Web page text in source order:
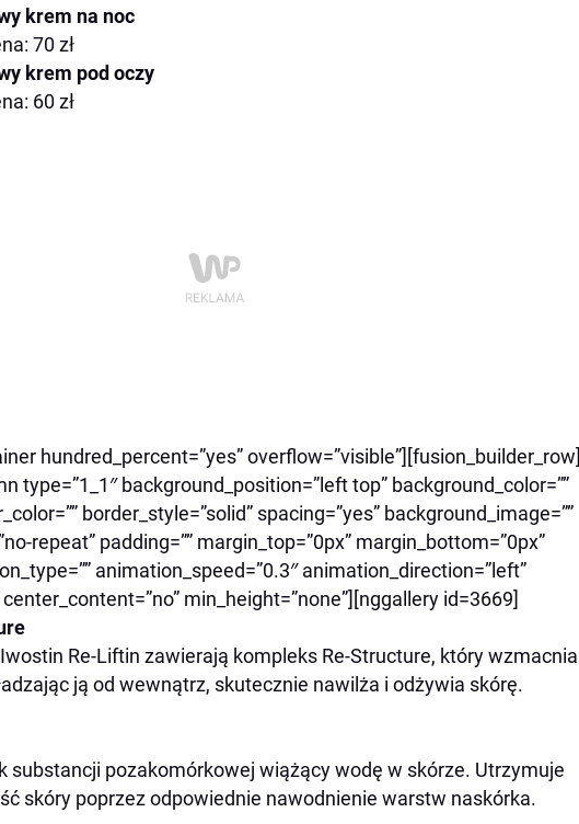
krem na noc
70 zł
krem pod oczy
60 zł
hundred_percent=”yes” overflow=”visible”][fusion_builder_row]
type=”1_1″ background_position=”left top” background_color=””
border_style=”solid” spacing=”yes” background_image=””
repeat” padding=”” margin_top=”0px” margin_bottom=”0px”
animation_speed=”0.3″ animation_direction=”left”
center_content=”no” min_height=”none”][nggallery id=3669]
Re-Liftin zawierają kompleks Re-Structure, który wzmacnia
ją od wewnątrz, skutecznie nawilża i odżywia skórę.
substancji pozakomórkowej wiążący wodę w skórze. Utrzymuje
skóry poprzez odpowiednie nawodnienie warstw naskórka.